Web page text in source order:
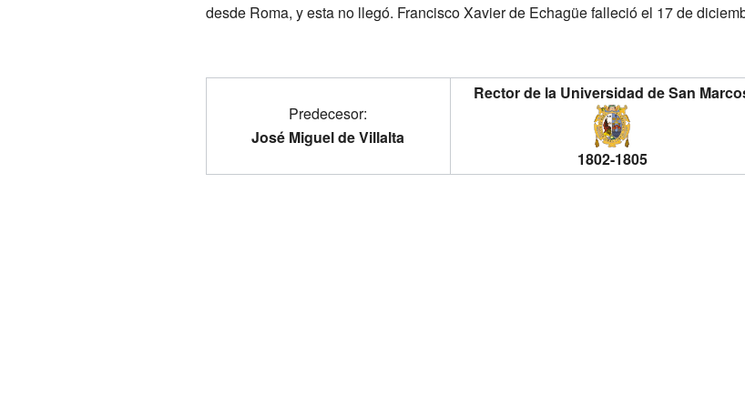
desde Roma, y esta no llegó. Francisco Xavier de Echagüe falleció el 17 de
Predecesor:
José Miguel de Villalta
Rector de la Universidad de San
1802-1805